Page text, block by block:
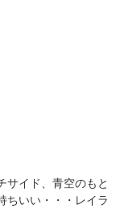
サイド、青空のもと
ちいい・・・レイラ